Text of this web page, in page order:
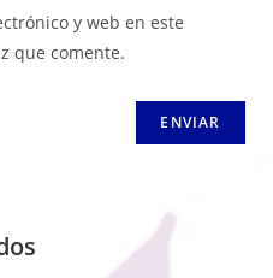
y web en este
que comente.